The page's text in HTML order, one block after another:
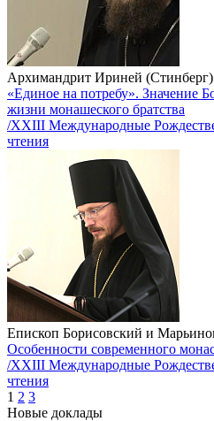
Архимандрит Ириней (Стинберг)
«Единое на потребу». Значение
жизни монашеского братства
/XXIII Международные
чтения
Епископ Борисовский и
Особенности современного
/XXIII Международные
чтения
1 2 3
Новые доклады